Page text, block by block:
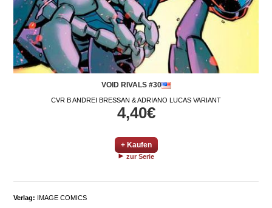
VOID RIVALS #30
CVR B ANDREI BRESSAN & ADRIANO LUCAS VARIANT
4,40€
+ Kaufen
zur Serie
Verlag: IMAGE COMICS